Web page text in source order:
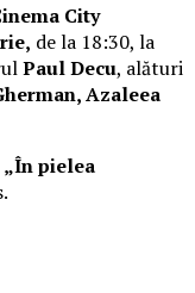
City
de la 18:30, la
Paul Decu, alături
Azaleea
„În pielea